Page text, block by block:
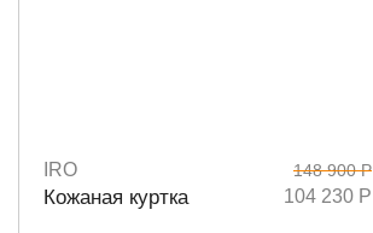
Размеры
IRO
Кожаная куртка
148 900 Р
104 230 Р